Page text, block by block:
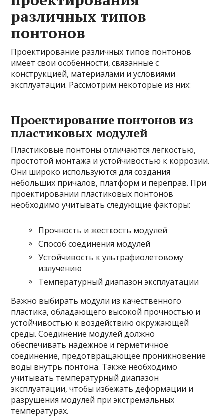
различных типов
понтонов
Проектирование различных типов понтонов
имеет свои особенности, связанные с
конструкцией, материалами и условиями
эксплуатации. Рассмотрим некоторые из них:
Проектирование понтонов из
пластиковых модулей
Пластиковые понтоны отличаются легкостью,
простотой монтажа и устойчивостью к коррозии.
Они широко используются для создания
небольших причалов, платформ и переправ. При
проектировании пластиковых понтонов
необходимо учитывать следующие факторы:
Прочность и жесткость модулей
Способ соединения модулей
Устойчивость к ультрафиолетовому
излучению
Температурный диапазон эксплуатации
Важно выбирать модули из качественного
пластика, обладающего высокой прочностью и
устойчивостью к воздействию окружающей
среды. Соединение модулей должно
обеспечивать надежное и герметичное
соединение, предотвращающее проникновение
воды внутрь понтона. Также необходимо
учитывать температурный диапазон
эксплуатации, чтобы избежать деформации и
разрушения модулей при экстремальных
температурах.